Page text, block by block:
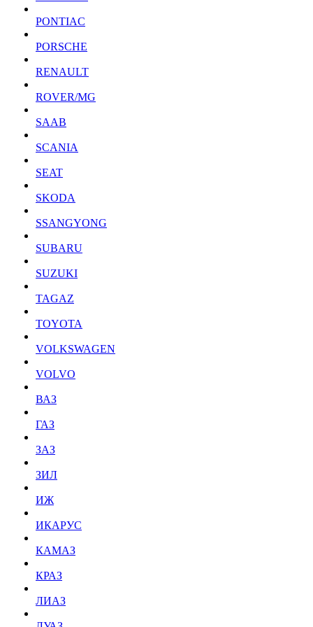
PONTIAC
PORSCHE
RENAULT
ROVER/MG
SAAB
SCANIA
SEAT
SKODA
SSANGYONG
SUBARU
SUZUKI
TAGAZ
TOYOTA
VOLKSWAGEN
VOLVO
ВАЗ
ГАЗ
ЗАЗ
ЗИЛ
ИЖ
ИКАРУС
КАМАЗ
КРАЗ
ЛИАЗ